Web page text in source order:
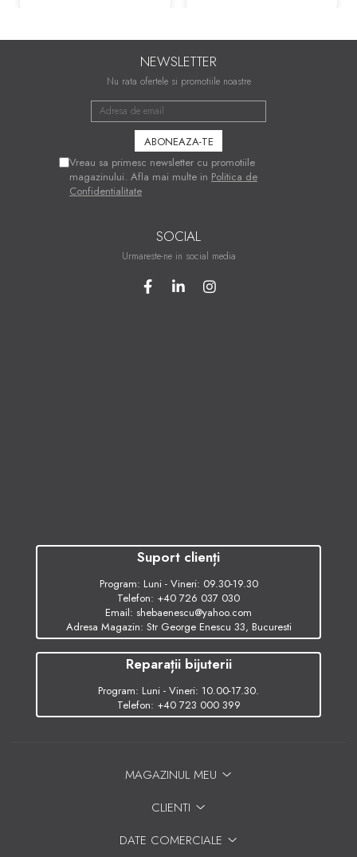
NEWSLETTER
Nu rata ofertele si promotiile noastre
Vreau sa primesc newsletter cu promotiile
magazinului. Afla mai multe in Politica de
Confidentialitate
SOCIAL
Urmareste-ne in social media
Suport clienți
Program: Luni - Vineri: 09.30-19.30
Telefon: +40 726 037 030
Email: shebaenescu@yahoo.com
Adresa Magazin: Str George Enescu 33, Bucuresti
Reparații bijuterii
Program: Luni - Vineri: 10.00-17.30.
Telefon: +40 723 000 399
MAGAZINUL MEU
CLIENTI
DATE COMERCIALE